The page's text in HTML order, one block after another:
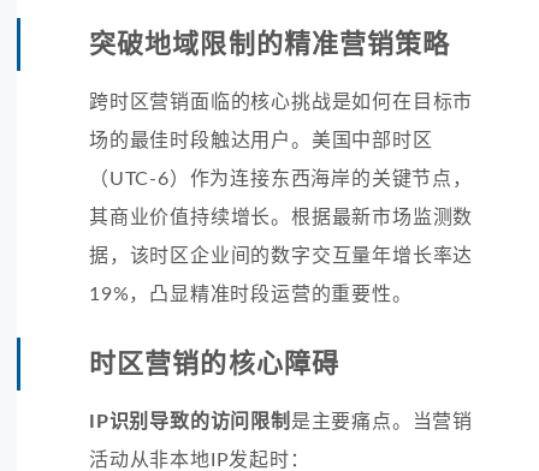
突破地域限制的精准营销策略
跨时区营销面临的核心挑战是如何在目标市
场的最佳时段触达用户。美国中部时区
（UTC-6）作为连接东西海岸的关键节点，
其商业价值持续增长。根据最新市场监测数
据，该时区企业间的数字交互量年增长率达
19%，凸显精准时段运营的重要性。
时区营销的核心障碍
IP识别导致的访问限制 是主要痛点。当营销
活动从非本地IP发起时：